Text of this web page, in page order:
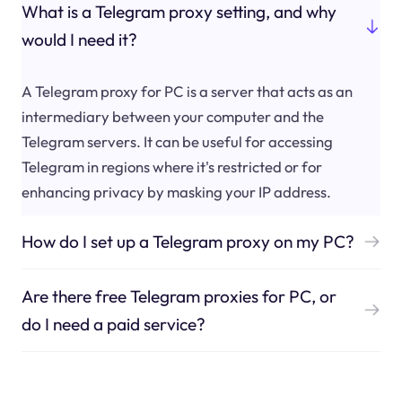
What is a Telegram proxy setting, and why
would I need it?
A Telegram proxy for PC is a server that acts as an
intermediary between your computer and the
Telegram servers. It can be useful for accessing
Telegram in regions where it's restricted or for
enhancing privacy by masking your IP address.
How do I set up a Telegram proxy on my PC?
Are there free Telegram proxies for PC, or
do I need a paid service?